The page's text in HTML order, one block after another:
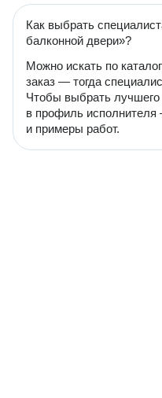
Как выбрать
балконной двери»?
Можно искать по
заказ — тогда
Чтобы выбрать лучшего
в профиль
и примеры работ.